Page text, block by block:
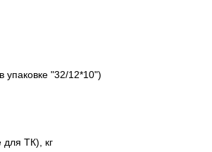
упаковке "32/12*10")
для ТК), кг